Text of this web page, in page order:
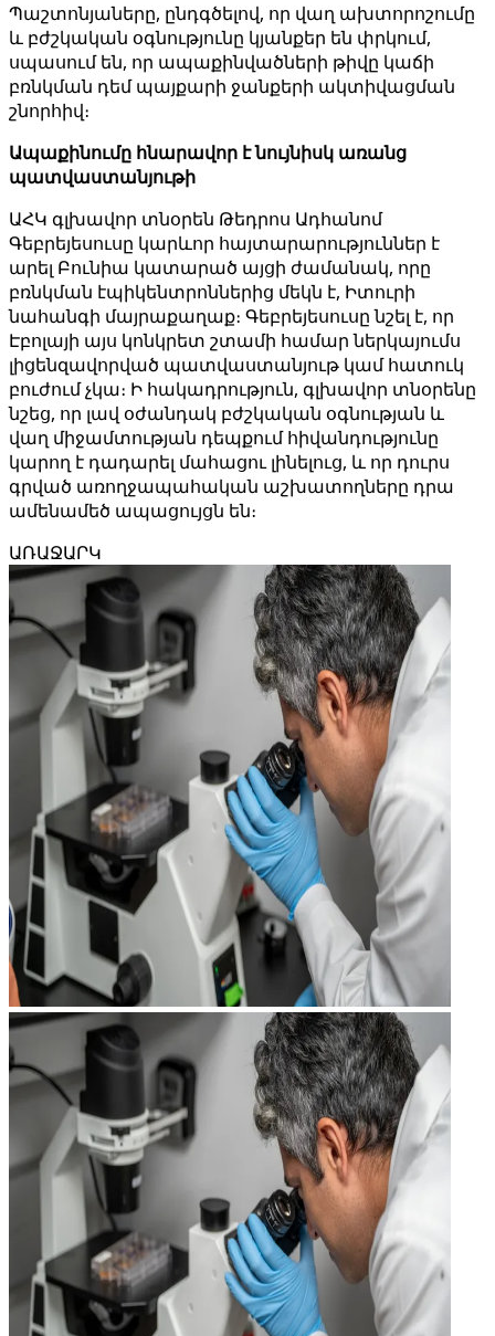
Պաշտոնյաները, ընդգծելով, որ վաղ ախտորոշումը
և բժշկական օգնությունը կյանքեր են փրկում,
սպասում են, որ ապաքինվածների թիվը կաճի
բռնկման դեմ պայքարի ջանքերի ակտիվացման
շնորհիվ։
Ապաքինումը հնարավոր է նույնիսկ առանց
պատվաստանյութի
ԱՀԿ գլխավոր տնօրեն Թեդրոս Ադհանոմ
Գեբրեյեսուսը կարևոր հայտարարություններ է
արել Բունիա կատարած այցի ժամանակ, որը
բռնկման էպիկենտրոններից մեկն է, Իտուրի
նահանգի մայրաքաղաք։ Գեբրեյեսուսը նշել է, որ
Էբոլայի այս կոնկրետ շտամի համար ներկայումս
լիցենզավորված պատվաստանյութ կամ հատուկ
բուժում չկա։ Ի հակադրություն, գլխավոր տնօրենը
նշեց, որ լավ օժանդակ բժշկական օգնության և
վաղ միջամտության դեպքում հիվանդությունը
կարող է դադարել մահացու լինելուց, և որ դուրս
գրված առողջապահական աշխատողները դրա
ամենամեծ ապացույցն են։
ԱՌԱՋԱՐԿ